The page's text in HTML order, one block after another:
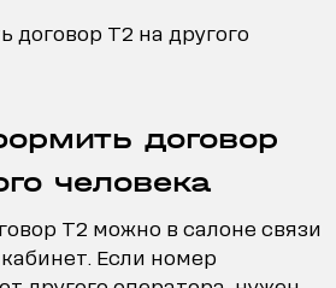
договор T2 на другого
договор
человека
T2 можно в салоне связи
Если номер